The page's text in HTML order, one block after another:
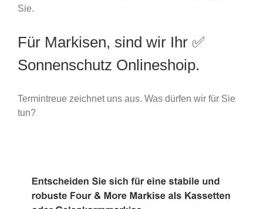
Sie.
Für Markisen, sind wir Ihr ✅
Sonnenschutz Onlineshoip.
Termintreue zeichnet uns aus. Was dürfen wir für Sie
tun?